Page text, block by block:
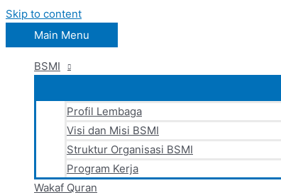
Skip to content
Main Menu
BSMI
Profil Lembaga
Visi dan Misi BSMI
Struktur Organisasi BSMI
Program Kerja
Wakaf Quran